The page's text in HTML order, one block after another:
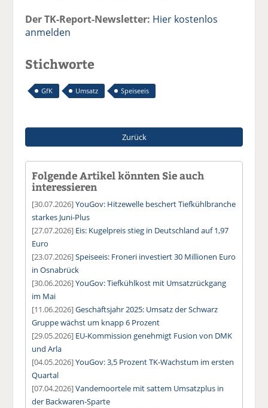
Der TK-Report-Newsletter: Hier kostenlos
anmelden
Stichworte
GfK Umsatz Speiseeis
Zurück
Folgende Artikel könnten Sie auch
interessieren
[30.07.2026]YouGov: Hitzewelle beschert Tiefkühlbranche
starkes Juni-Plus
[27.07.2026] Eis: Kugelpreis stieg in Deutschland auf 1,97
Euro
[23.07.2026]Speiseeis: Froneri investiert 30 Millionen Euro
in Osnabrück
[30.06.2026]YouGov: Tiefkühlkost mit Umsatzrückgang
im Mai
[11.06.2026]Geschäftsjahr 2025: Umsatz der Schwarz
Gruppe wächst um knapp 6 Prozent
[29.05.2026] EU-Kommission genehmigt Fusion von DMK
und Arla
[04.05.2026]YouGov: 3,5 Prozent TK-Wachstum im ersten
Quartal
[07.04.2026]Vandemoortele mit sattem Umsatzplus in
der Backwaren-Sparte